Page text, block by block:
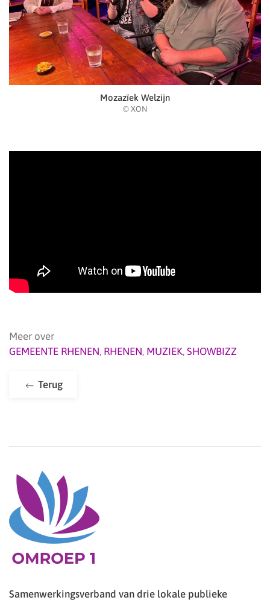
Mozazïek Welzijn
© XON
Meer over
GEMEENTE RHENEN, RHENEN, MUZIEK, SHOWBIZZ
Terug
Samenwerkingsverband van drie lokale publieke